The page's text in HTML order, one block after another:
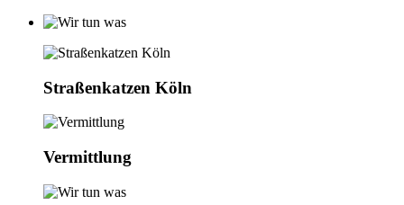
Straßenkatzen Köln
Vermittlung